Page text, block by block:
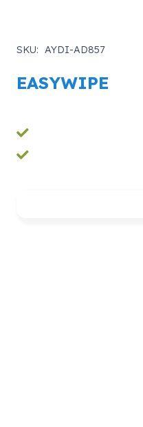
SKU: AYDI-AD857
EASYWIPE